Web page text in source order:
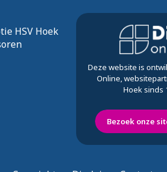
HSV Hoek
Deze website is
Online,
Hoek sinds
Bezoek onze